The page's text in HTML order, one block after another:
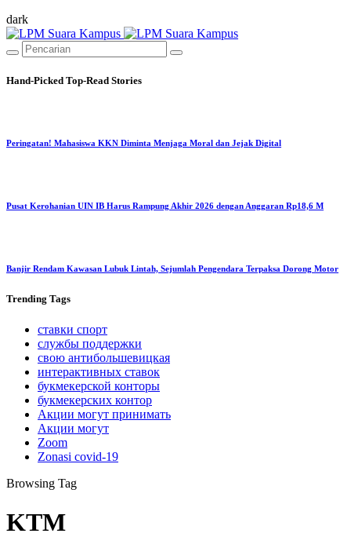
dark
Hand-Picked Top-Read Stories
Peringatan! Mahasiswa KKN Diminta Menjaga Moral dan Jejak Digital
Pusat Kerohanian UIN IB Harus Rampung Akhir 2026 dengan Anggaran Rp18,6 M
Banjir Rendam Kawasan Lubuk Lintah, Sejumlah Pengendara Terpaksa Dorong Motor
Trending Tags
ставки спорт
службы поддержки
свою антибольшевицкая
интерактивных ставок
букмекерской конторы
букмекерских контор
Акции могут принимать
Акции могут
Zoom
Zonasi covid-19
Browsing Tag
KTM